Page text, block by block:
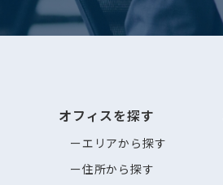
オフィスを探す
エリアから探す
住所から探す